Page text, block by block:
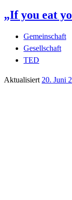
„If you eat
Gemeinschaft
Gesellschaft
TED
Aktualisiert 20. Juni